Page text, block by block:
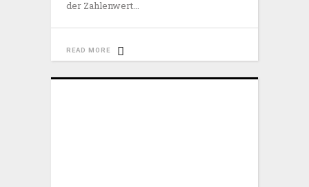
der Zahlenwert
READ MORE